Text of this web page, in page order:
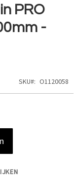
PRO
-
SKU O1120058